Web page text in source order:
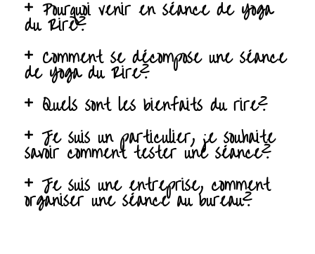
Pourquoi venir en séance de Yoga
du Rire?
Comment se décompose une séance
de Yoga du Rire?
Quels sont les bienfaits du rire?
Je suis un particulier, je souhaite
savoir comment tester une séance?
Je suis une entreprise, comment
organiser une séance au bureau?